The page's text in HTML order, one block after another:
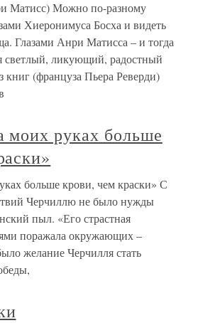
Матисс) Можно по-разному
Хиеронимуса Босха и видеть
Глазами Анри Матисса – и тогда
светлый, ликующий, радостный
(француза Пьера Реверди)
моих руках больше
больше крови, чем краски» С
Черчиллю не было нужды
пыл. «Его страстная
поражала окружающих –
желание Черчилля стать